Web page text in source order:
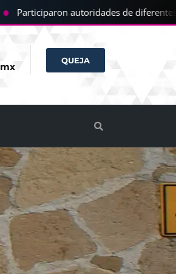
Participaron autoridades de diferentes
QUEJA